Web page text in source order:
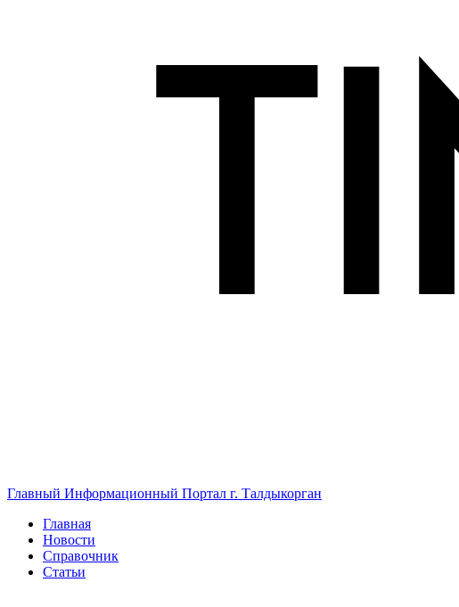
Главный Информационный Портал г. Талдыкорган
Главная
Новости
Справочник
Статьи